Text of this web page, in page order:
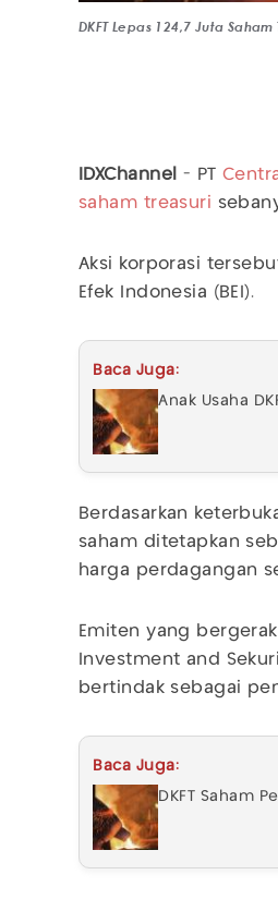
DKFT Lepas 124,7 Juta
IDXChannel - PT
saham treasuri
Aksi korporasi
Efek Indonesia (BEI).
Baca Juga:
Anak Usaha
Berdasarkan
saham ditetapkan
harga perdagangan
Emiten yang
Investment and
bertindak sebagai
Baca Juga:
DKFT Saham